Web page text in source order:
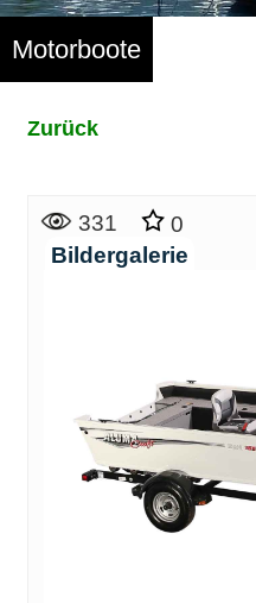
Motorboote
Zurück
331
0
Bildergalerie